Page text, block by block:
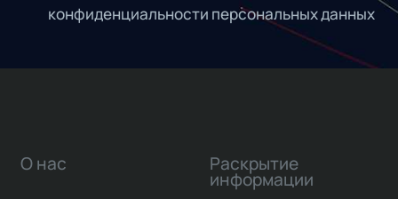
конфиденциальности персональных данных
О нас Раскрытие
информации